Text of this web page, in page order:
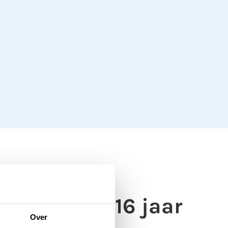
Over naar 16 jaar